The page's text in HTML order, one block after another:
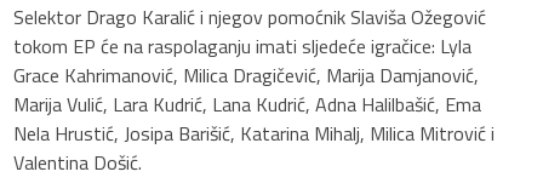
Selektor Drago Karalić i njegov pomoćnik Slaviša Ožegović
tokom EP će na raspolaganju imati sljedeće igračice: Lyla
Grace Kahrimanović, Milica Dragičević, Marija Damjanović,
Marija Vulić, Lara Kudrić, Lana Kudrić, Adna Halilbašić, Ema
Nela Hrustić, Josipa Barišić, Katarina Mihalj, Milica Mitrović i
Valentina Došić.